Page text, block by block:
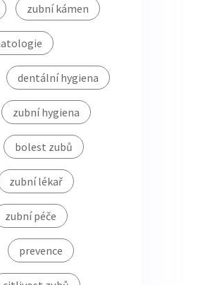
zubní kámen
dentální hygiena
zubní hygiena
bolest zubů
zubní lékař
zubní péče
prevence